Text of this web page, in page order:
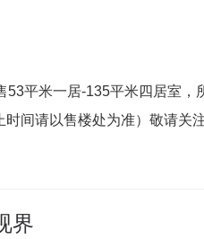
平米一居-135平米四居室，
间请以售楼处为准）敬请关
界